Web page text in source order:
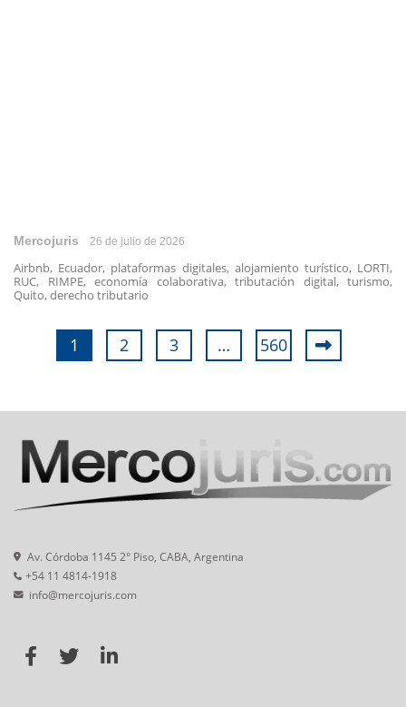
Mercojuris 26 de julio de 2026
Airbnb, Ecuador, plataformas digitales, alojamiento turístico, LORTI,
RUC, RIMPE, economía colaborativa, tributación digital, turismo,
Quito, derecho tributario
1 2 3 … 560
Av. Córdoba 1145 2° Piso, CABA, Argentina
+54 11 4814-1918
info@mercojuris.com